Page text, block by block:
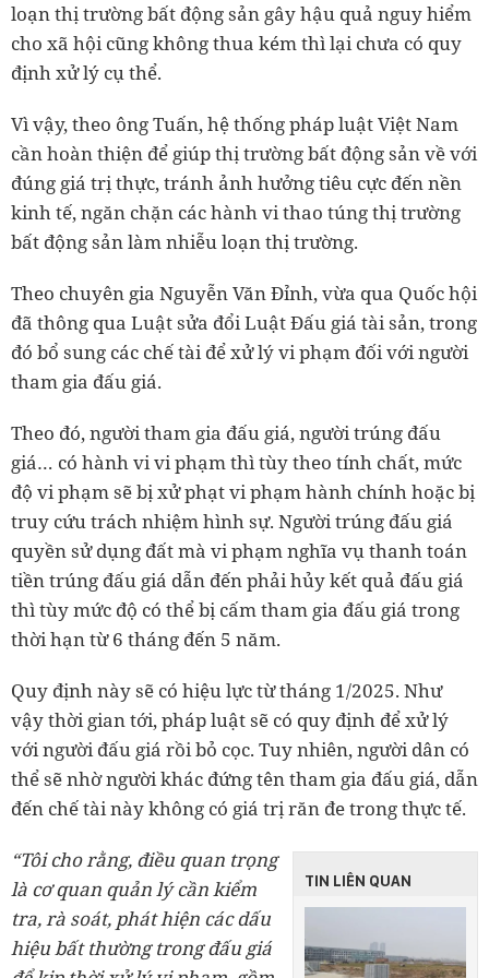
loạn thị trường bất động sản gây hậu quả nguy hiểm
cho xã hội cũng không thua kém thì lại chưa có quy
định xử lý cụ thể.
Vì vậy, theo ông Tuấn, hệ thống pháp luật Việt Nam
cần hoàn thiện để giúp thị trường bất động sản về với
đúng giá trị thực, tránh ảnh hưởng tiêu cực đến nền
kinh tế, ngăn chặn các hành vi thao túng thị trường
bất động sản làm nhiễu loạn thị trường.
Theo chuyên gia Nguyễn Văn Đỉnh, vừa qua Quốc hội
đã thông qua Luật sửa đổi Luật Đấu giá tài sản, trong
đó bổ sung các chế tài để xử lý vi phạm đối với người
tham gia đấu giá.
Theo đó, người tham gia đấu giá, người trúng đấu
giá… có hành vi vi phạm thì tùy theo tính chất, mức
độ vi phạm sẽ bị xử phạt vi phạm hành chính hoặc bị
truy cứu trách nhiệm hình sự. Người trúng đấu giá
quyền sử dụng đất mà vi phạm nghĩa vụ thanh toán
tiền trúng đấu giá dẫn đến phải hủy kết quả đấu giá
thì tùy mức độ có thể bị cấm tham gia đấu giá trong
thời hạn từ 6 tháng đến 5 năm.
Quy định này sẽ có hiệu lực từ tháng 1/2025. Như
vậy thời gian tới, pháp luật sẽ có quy định để xử lý
với người đấu giá rồi bỏ cọc. Tuy nhiên, người dân có
thể sẽ nhờ người khác đứng tên tham gia đấu giá, dẫn
đến chế tài này không có giá trị răn đe trong thực tế.
TIN LIÊN QUAN
“Tôi cho rằng, điều quan trọng
là cơ quan quản lý cần kiểm
tra, rà soát, phát hiện các dấu
hiệu bất thường trong đấu giá